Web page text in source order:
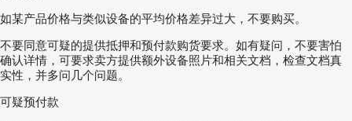
如某产品价格与类似设备的平均价格差异过大，不要购买。
不要同意可疑的提供抵押和预付款购货要求。如有疑问，不要害怕
确认详情，可要求卖方提供额外设备照片和相关文档，检查文档真
实性，并多问几个问题。
可疑预付款